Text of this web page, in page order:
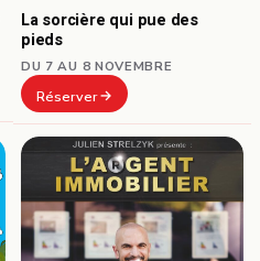
La sorcière qui pue des
pieds
DU 7 AU 8 NOVEMBRE
Réserver